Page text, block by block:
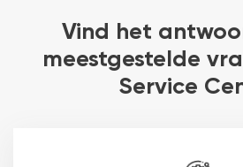
Vind het
meestgestelde
Service